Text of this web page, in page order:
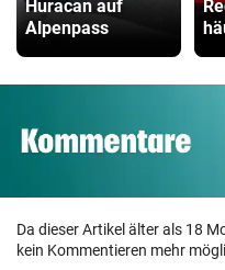
Huracan auf
Alpenpass
Da dieser Artikel älter als 18
kein Kommentieren mehr